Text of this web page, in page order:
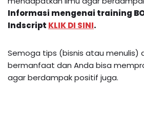
Informasi mengenai training
Indscript KLIK DI SINI.
Semoga tips (bisnis atau menulis)
bermanfaat dan Anda bisa
agar berdampak positif juga.